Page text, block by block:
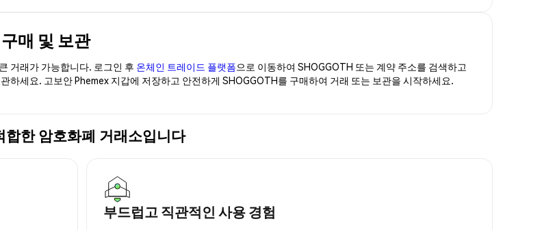
매 및 보관
거래가 가능합니다. 로그인 후 온체인 트레이드 플랫폼으로 이동하여 SHOGGOTH 또는 계약 주소를 검색하고
세요. 고보안 Phemex 지갑에 저장하고 안전하게 SHOGGOTH를 구매하여 거래 또는 보관을 시작하세요.
한 암호화폐 거래소입니다
부드럽고 직관적인 사용 경험